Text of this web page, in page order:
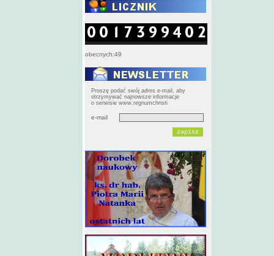
obecnych:49
Proszę podać swój adres e-mail, aby
otrzymywać najnowsze informacje
o serwisie www.regnumchristi
e-mail